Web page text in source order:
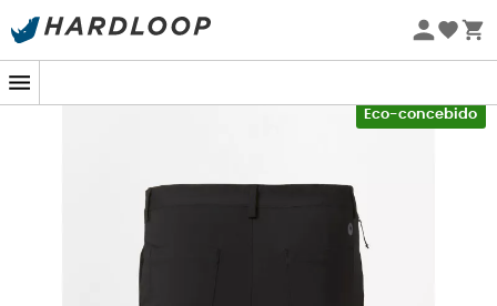
Promoções de verão 🔥 -5% EXTRA a partir de 2 produtos*
Eco-concebido